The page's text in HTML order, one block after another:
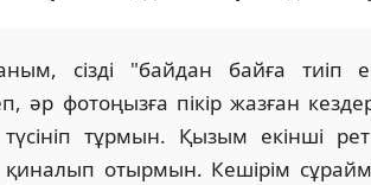
сізді "байдан байға тиіп
әр фотоңызға пікір жазған
түсініп тұрмын. Қызым екінші
отырмын. Кешірім